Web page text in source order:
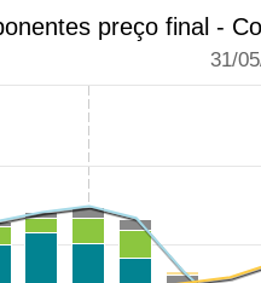
preço final -
31/